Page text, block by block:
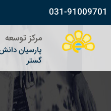
031-91009701
مرکز توسعه
پارسیان
گستر